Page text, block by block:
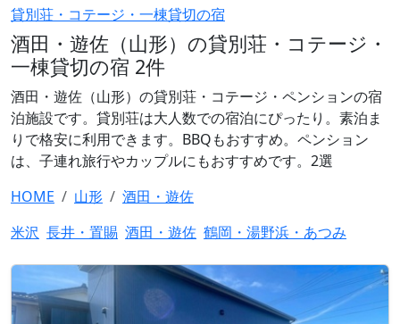
貸別荘・コテージ・一棟貸切の宿
酒田・遊佐（山形）の貸別荘・コテージ・
一棟貸切の宿 2件
酒田・遊佐（山形）の貸別荘・コテージ・ペンションの宿
泊施設です。貸別荘は大人数での宿泊にぴったり。素泊ま
りで格安に利用できます。BBQもおすすめ。ペンション
は、子連れ旅行やカップルにもおすすめです。2選
HOME
山形
酒田・遊佐
米沢 長井・置賜 酒田・遊佐 鶴岡・湯野浜・あつみ